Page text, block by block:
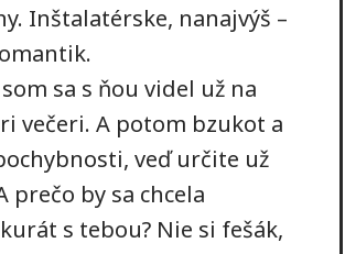
Inštalatérske, nanajvýš –
sa s ňou videl už na
večeri. A potom bzukot a
veď určite už
prečo by sa chcela
s tebou? Nie si fešák,